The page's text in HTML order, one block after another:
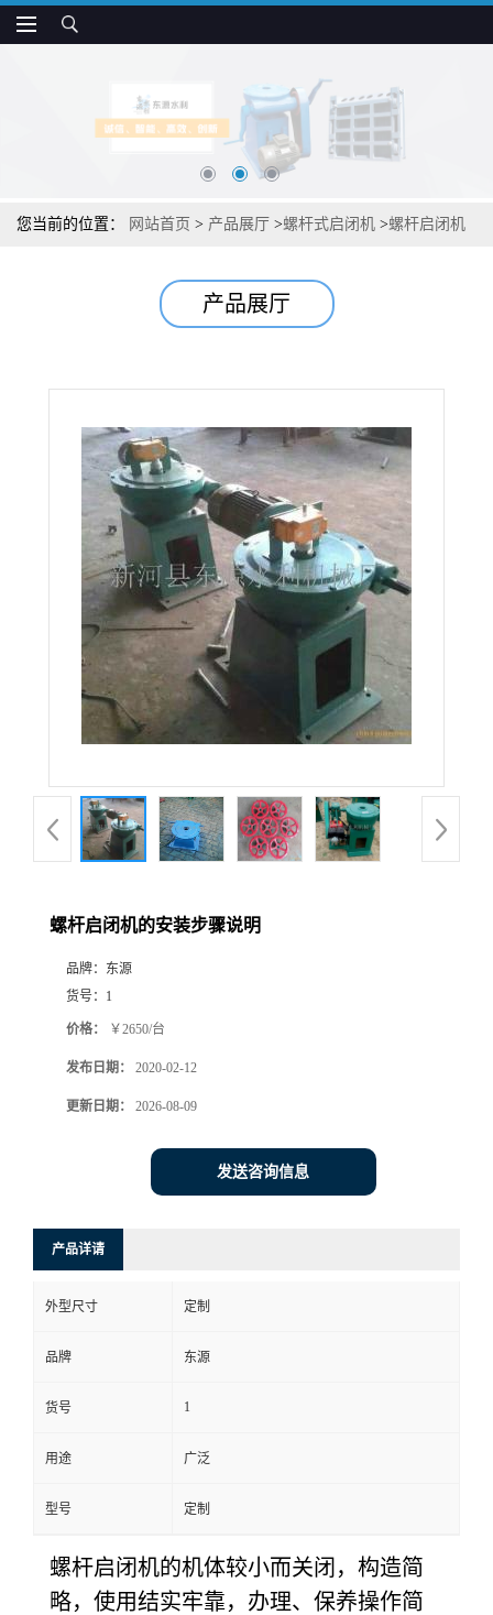
您当前的位置： 网站首页 > 产品展厅 >螺杆式启闭机 >螺杆启闭机
产品展厅
螺杆启闭机的安装步骤说明
品牌： 东源
货号： 1
价格： ￥2650/台
发布日期： 2020-02-12
更新日期： 2026-08-09
发送咨询信息
产品详请
外型尺寸 定制
品牌 东源
货号 1
用途 广泛
型号 定制
螺杆启闭机的机体较小而关闭，构造简
略，使用结实牢靠，办理、保养操作简